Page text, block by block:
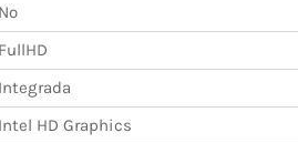
No
FullHD
Integrada
Intel HD Graphics